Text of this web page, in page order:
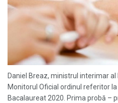
Daniel Breaz, ministrul interimar al
Monitorul Oficial ordinul referitor
Bacalaureat 2020. Prima probă –